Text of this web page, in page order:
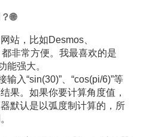
🌐
站，比如Desmos、
非常方便。我最喜欢的是
能强大。
入“sin(30)”、“cos(pi/6)”等
果。如果你要计算角度值，
默认是以弧度制计算的，所